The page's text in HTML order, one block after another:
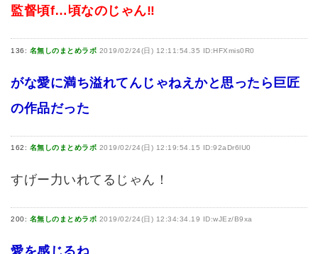
監督頃f…頃なのじゃん‼︎
136: 名無しのまとめラボ 2019/02/24(日) 12:11:54.35 ID:HFXmis0R0
がな愛に満ち溢れてんじゃねえかと思ったら巨匠
の作品だった
162: 名無しのまとめラボ 2019/02/24(日) 12:19:54.15 ID:92aDr6lU0
すげー力いれてるじゃん！
200: 名無しのまとめラボ 2019/02/24(日) 12:34:34.19 ID:wJEz/B9xa